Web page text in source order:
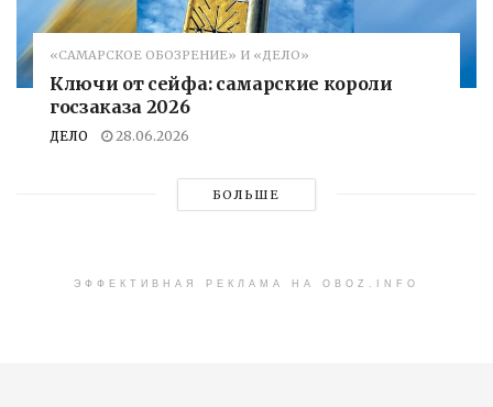
«САМАРСКОЕ ОБОЗРЕНИЕ» И «ДЕЛО»
Ключи от сейфа: самарские короли
госзаказа 2026
ДЕЛО 28.06.2026
БОЛЬШЕ
ЭФФЕКТИВНАЯ РЕКЛАМА НА OBOZ.INFO